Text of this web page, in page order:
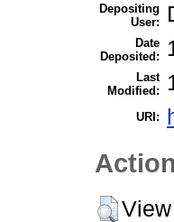
Depositing
User:
Date
Deposited:
Last
Modified:
URI: